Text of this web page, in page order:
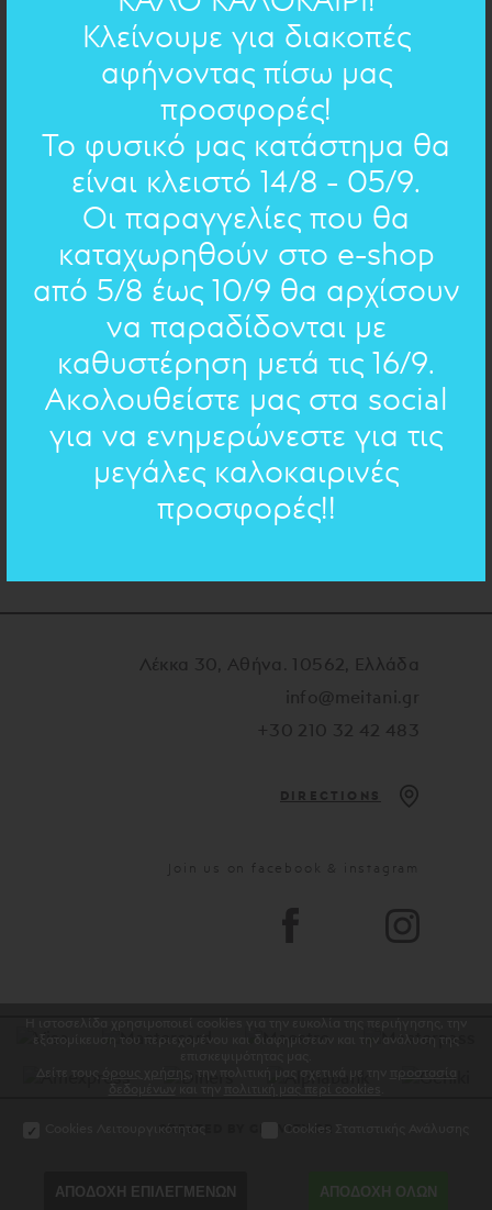
Μάτι με ευχές για υγεία χαρά και ανεμελιά .
ΔΙΑΣΤΑΣΕΙΣ: 6 cm
ΥΛΙΚΟ: οξειδωμένος μπρούντζος
ΠΟΣΟΤΗΤΑ ΒΑΜΒΑΚΕΡΟ ΦΟΥΝΤΑΚΙ
ΠΡΟΣΘΗΚΗ
Λέκκα 30, Αθήνα. 10562, Ελλάδα
info@meitani.gr
+30 210 32 42 483
DIRECTIONS
Join us on facebook & instagram
CREATED BY GRAVITY.GR
Η ιστοσελίδα χρησιμοποιεί cookies για την ευκολία της περιήγησης, την
εξατομίκευση του περιεχομένου και διαφημίσεων και την ανάλυση της
όρους χρήσης , την πολιτική μας σχετικά με την
προστασία
δεδομένων
και την πολιτική μας περί cookies
Cookies Λειτουργικότητας Cookies Στατιστικής Ανάλυσης
ΑΠΟΔΟΧΗ ΕΠΙΛΕΓΜΕΝΩΝ ΑΠΟΔΟΧΗ ΟΛΩΝ
Κλείνουμε για διακοπές
αφήνοντας πίσω μας
προσφορές!
Το φυσικό μας κατάστημα θα
είναι κλειστό 14/8 - 05/9.
Οι παραγγελίες που θα
καταχωρηθούν στο e-shop
από 5/8 έως 10/9 θα αρχίσουν
να παραδίδονται με
καθυστέρηση μετά τις 16/9.
Ακολουθείστε μας στα social
για να ενημερώνεστε για τις
μεγάλες καλοκαιρινές
προσφορές!!